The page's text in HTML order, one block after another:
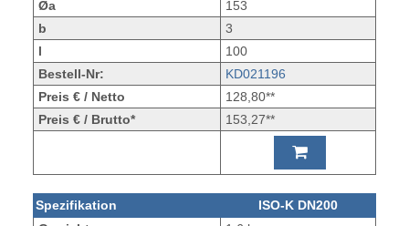
Øa
153
b
3
l
100
Bestell-Nr:
KD021196
Preis € / Netto
128,80**
Preis € / Brutto*
153,27**
Spezifikation
ISO-K DN200